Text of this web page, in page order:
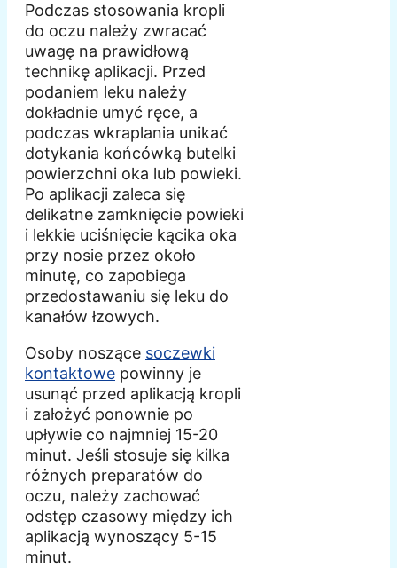
Podczas stosowania kropli
do oczu należy zwracać
uwagę na prawidłową
technikę aplikacji. Przed
podaniem leku należy
dokładnie umyć ręce, a
podczas wkraplania unikać
dotykania końcówką butelki
powierzchni oka lub powieki.
Po aplikacji zaleca się
delikatne zamknięcie powieki
i lekkie uciśnięcie kącika oka
przy nosie przez około
minutę, co zapobiega
przedostawaniu się leku do
kanałów łzowych.
Osoby noszące soczewki
kontaktowe powinny je
usunąć przed aplikacją kropli
i założyć ponownie po
upływie co najmniej 15-20
minut. Jeśli stosuje się kilka
różnych preparatów do
oczu, należy zachować
odstęp czasowy między ich
aplikacją wynoszący 5-15
minut.